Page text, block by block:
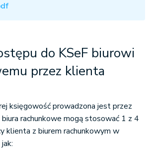
do KSeF biurowi
przez klienta
księgowość prowadzona jest przez
biura rachunkowe mogą stosować 1 z 4
klienta z biurem rachunkowym w